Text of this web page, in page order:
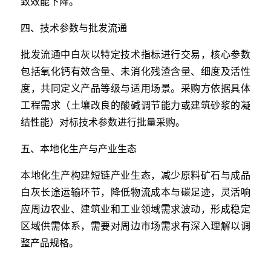
四、技术参数与批发流通
批发流通中白灰以特定技术指标进行交易，核心参数
包括氧化钙有效含量、未消化残渣含量、细度及活性
度，共同定义产品等级与适用场景。采购方依据具体
工程需求（土壤改良的酸碱调节能力或建筑砂浆的凝
结性能）对标技术参数进行批量采购。
五、本地化生产与产业生态
本地化生产构建短链产业生态，减少原料矿石与成品
白灰长途运输环节，降低物流成本与碳足迹，灵活响
应周边农业、建筑业和工业领域需求波动，形成稳定
区域供需体系，需要对周边市场需求有深入理解以调
整产品规格。